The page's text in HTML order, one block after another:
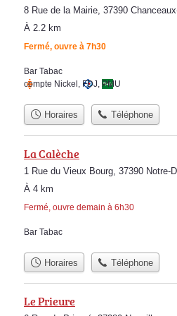
8 Rue de la Mairie, 37390
À 2.2 km
Fermé, ouvre à 7h30
Bar Tabac
compte Nickel , FDJ, PMU
Horaires Téléphone
La Calèche
1 Rue du Vieux Bourg, 37390 Notre-
À 4 km
Fermé, ouvre demain à 6h30
Bar Tabac
Horaires Téléphone
Le Prieure